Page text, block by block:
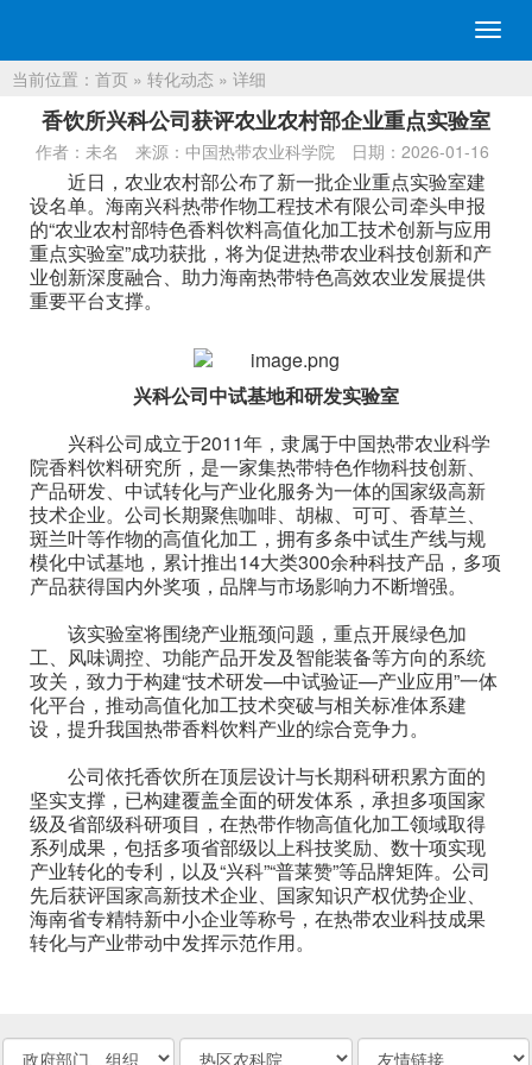
切
换
当前位置： 首页 » 转化动态 » 详细
香饮所兴科公司获评农业农村部企业重点实验室
作者：未名 来源：中国热带农业科学院 日期：2026-01-16
近日，农业农村部公布了新一批企业重点实验室建
设名单。海南兴科热带作物工程技术有限公司牵头申报
的“农业农村部特色香料饮料高值化加工技术创新与应用
重点实验室”成功获批，将为促进热带农业科技创新和产
业创新深度融合、助力海南热带特色高效农业发展提供
重要平台支撑。
兴科公司中试基地和研发实验室
兴科公司成立于2011年，隶属于中国热带农业科学
院香料饮料研究所，是一家集热带特色作物科技创新、
产品研发、中试转化与产业化服务为一体的国家级高新
技术企业。公司长期聚焦咖啡、胡椒、可可、香草兰、
斑兰叶等作物的高值化加工，拥有多条中试生产线与规
模化中试基地，累计推出14大类300余种科技产品，多项
产品获得国内外奖项，品牌与市场影响力不断增强。
该实验室将围绕产业瓶颈问题，重点开展绿色加
工、风味调控、功能产品开发及智能装备等方向的系统
攻关，致力于构建“技术研发—中试验证—产业应用”一体
化平台，推动高值化加工技术突破与相关标准体系建
设，提升我国热带香料饮料产业的综合竞争力。
公司依托香饮所在顶层设计与长期科研积累方面的
坚实支撑，已构建覆盖全面的研发体系，承担多项国家
级及省部级科研项目，在热带作物高值化加工领域取得
系列成果，包括多项省部级以上科技奖励、数十项实现
产业转化的专利，以及“兴科”“普莱赞”等品牌矩阵。公司
先后获评国家高新技术企业、国家知识产权优势企业、
海南省专精特新中小企业等称号，在热带农业科技成果
转化与产业带动中发挥示范作用。